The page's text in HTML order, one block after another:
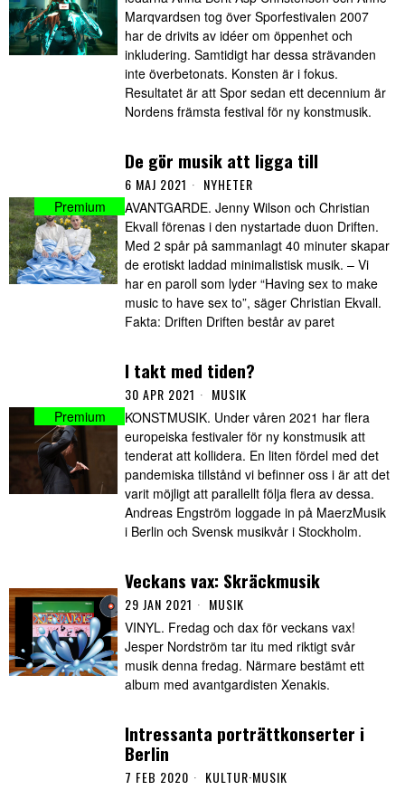
Marqvardsen tog över Sporfestivalen 2007
har de drivits av idéer om öppenhet och
inkludering. Samtidigt har dessa strävanden
inte överbetonats. Konsten är i fokus.
Resultatet är att Spor sedan ett decennium är
Nordens främsta festival för ny konstmusik.
De gör musik att ligga till
6 MAJ 2021 NYHETER
AVANTGARDE. Jenny Wilson och Christian
Ekvall förenas i den nystartade duon Driften.
Med 2 spår på sammanlagt 40 minuter skapar
de erotiskt laddad minimalistisk musik. – Vi
har en paroll som lyder “Having sex to make
music to have sex to”, säger Christian Ekvall.
Fakta: Driften Driften består av paret
I takt med tiden?
30 APR 2021 MUSIK
KONSTMUSIK. Under våren 2021 har flera
europeiska festivaler för ny konstmusik att
tenderat att kollidera. En liten fördel med det
pandemiska tillstånd vi befinner oss i är att det
varit möjligt att parallellt följa flera av dessa.
Andreas Engström loggade in på MaerzMusik
i Berlin och Svensk musikvår i Stockholm.
Veckans vax: Skräckmusik
29 JAN 2021 MUSIK
VINYL. Fredag och dax för veckans vax!
Jesper Nordström tar itu med riktigt svår
musik denna fredag. Närmare bestämt ett
album med avantgardisten Xenakis.
Intressanta porträttkonserter i
Berlin
7 FEB 2020 KULTUR·MUSIK